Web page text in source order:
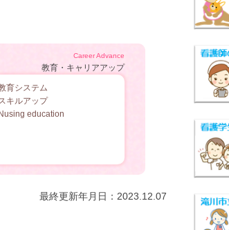
Career Advance
教育・キャリアアップ
育システム
キルアップ
Nusing education
最終更新年月日：2023.12.07